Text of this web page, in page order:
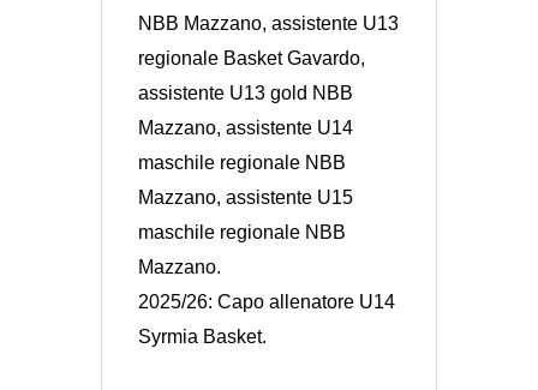
NBB Mazzano, assistente U13
regionale Basket Gavardo,
assistente U13 gold NBB
Mazzano, assistente U14
maschile regionale NBB
Mazzano, assistente U15
maschile regionale NBB
Mazzano.
2025/26: Capo allenatore U14
Syrmia Basket.